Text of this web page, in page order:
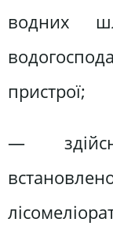
водних
пристрої;
—